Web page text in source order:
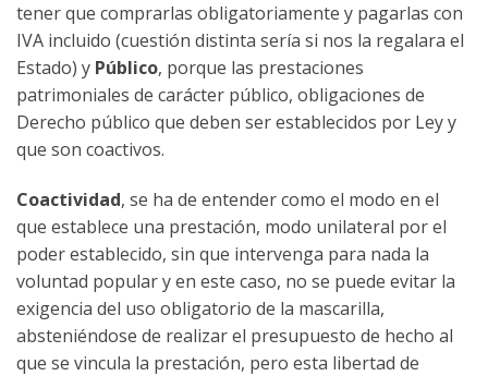
tener que comprarlas obligatoriamente y pagarlas con
IVA incluido (cuestión distinta sería si nos la regalara el
Estado) y Público, porque las prestaciones
patrimoniales de carácter público, obligaciones de
Derecho público que deben ser establecidos por Ley y
que son coactivos.
Coactividad, se ha de entender como el modo en el
que establece una prestación, modo unilateral por el
poder establecido, sin que intervenga para nada la
voluntad popular y en este caso, no se puede evitar la
exigencia del uso obligatorio de la mascarilla,
absteniéndose de realizar el presupuesto de hecho al
que se vincula la prestación, pero esta libertad de